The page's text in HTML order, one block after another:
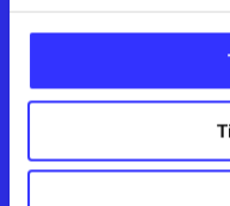
Kontakt os
English